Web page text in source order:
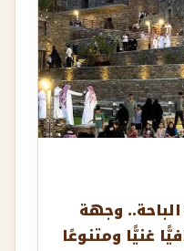
وجهة
غنيًّا ومتنوعًا